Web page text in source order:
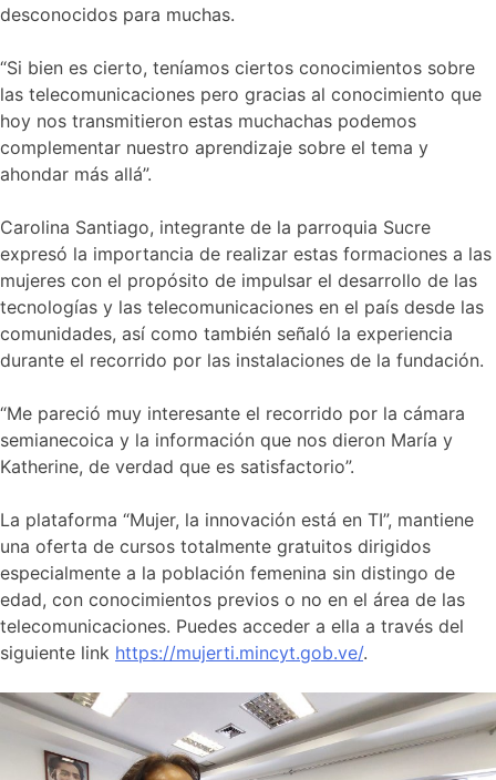
desconocidos para muchas.
“Si bien es cierto, teníamos ciertos conocimientos sobre
las telecomunicaciones pero gracias al conocimiento que
hoy nos transmitieron estas muchachas podemos
complementar nuestro aprendizaje sobre el tema y
ahondar más allá”.
Carolina Santiago, integrante de la parroquia Sucre
expresó la importancia de realizar estas formaciones a las
mujeres con el propósito de impulsar el desarrollo de las
tecnologías y las telecomunicaciones en el país desde las
comunidades, así como también señaló la experiencia
durante el recorrido por las instalaciones de la fundación.
“Me pareció muy interesante el recorrido por la cámara
semianecoica y la información que nos dieron María y
Katherine, de verdad que es satisfactorio”.
La plataforma “Mujer, la innovación está en TI”, mantiene
una oferta de cursos totalmente gratuitos dirigidos
especialmente a la población femenina sin distingo de
edad, con conocimientos previos o no en el área de las
telecomunicaciones. Puedes acceder a ella a través del
siguiente link https://mujerti.mincyt.gob.ve/.